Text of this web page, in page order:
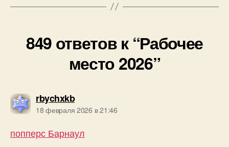
849 ответов к “Рабочее
место 2026”
rbychxkbпишет:
18 февраля 2026 в 21:46
попперс Барнаул